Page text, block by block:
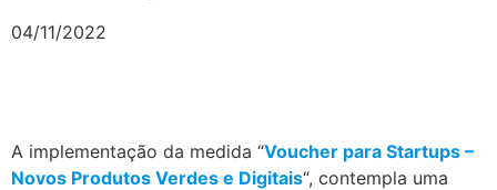
04/11/2022
A implementação da medida “Voucher para Startups –
Novos Produtos Verdes e Digitais“, contempla uma